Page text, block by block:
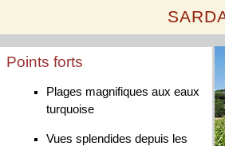
Points forts
Plages magnifiques aux eaux
turquoise
Vues splendides depuis les